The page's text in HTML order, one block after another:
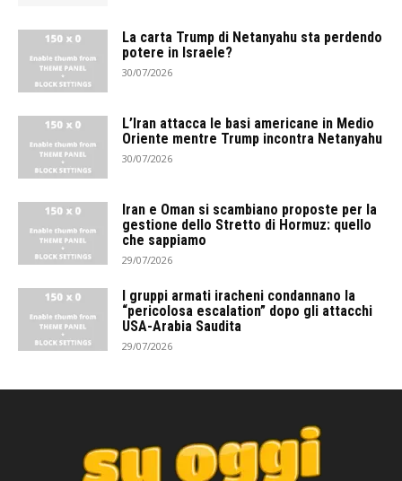
La carta Trump di Netanyahu sta perdendo
potere in Israele?
30/07/2026
L’Iran attacca le basi americane in Medio
Oriente mentre Trump incontra Netanyahu
30/07/2026
Iran e Oman si scambiano proposte per la
gestione dello Stretto di Hormuz: quello
che sappiamo
29/07/2026
I gruppi armati iracheni condannano la
“pericolosa escalation” dopo gli attacchi
USA-Arabia Saudita
29/07/2026